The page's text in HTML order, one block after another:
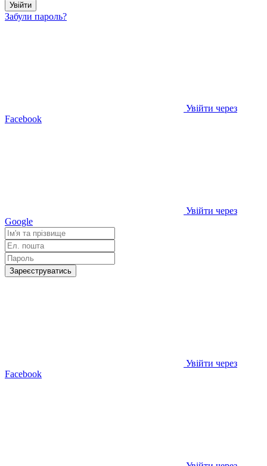
Увійти
Забули пароль?
Увійти через
Facebook
Увійти через
Google
Зареєструватись
Увійти через
Facebook